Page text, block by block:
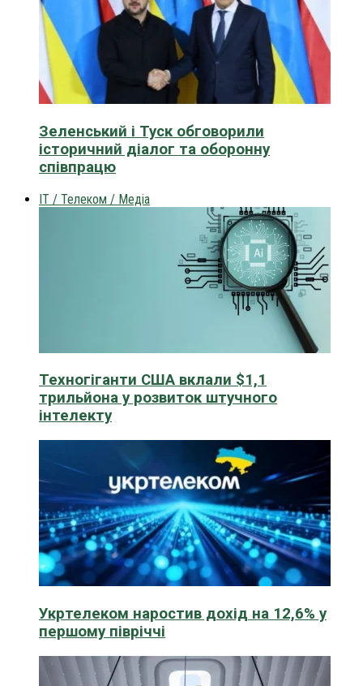
Зеленський і Туск обговорили
історичний діалог та оборонну
співпрацю
IT / Телеком / Медіа
Техногіганти США вклали $1,1
трильйона у розвиток штучного
інтелекту
Укртелеком наростив дохід на 12,6% у
першому півріччі